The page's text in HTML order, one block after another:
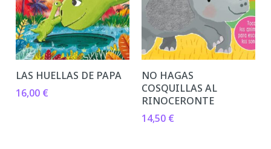
LAS HUELLAS DE PAPA
16,00 €
NO HAGAS
COSQUILLAS AL
RINOCERONTE
14,50 €